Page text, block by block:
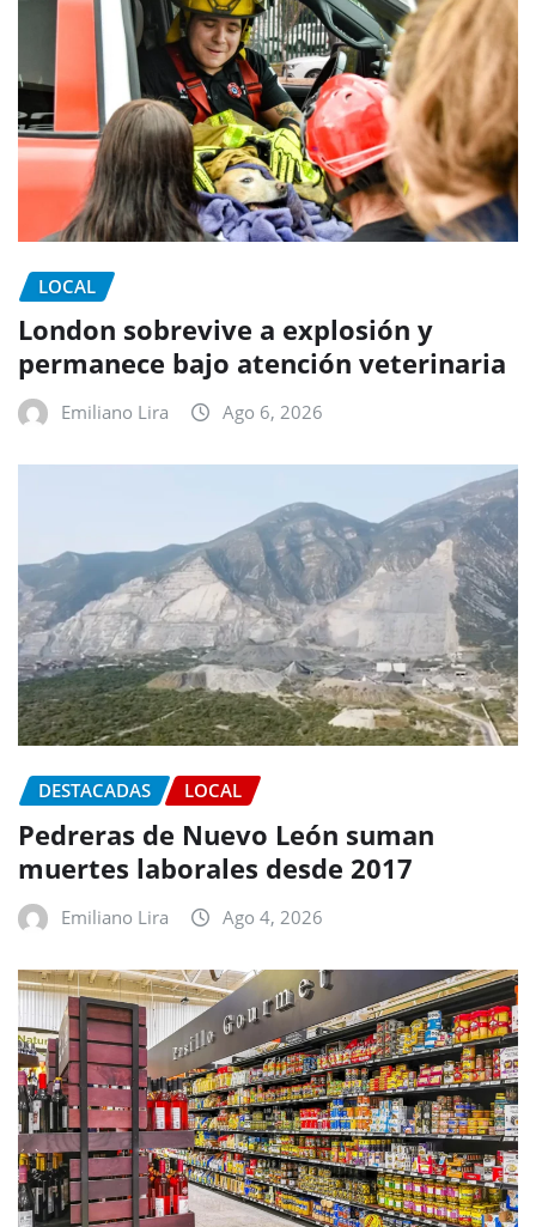
LOCAL
London sobrevive a explosión y
permanece bajo atención veterinaria
Emiliano Lira Ago 6, 2026
DESTACADAS LOCAL
Pedreras de Nuevo León suman
muertes laborales desde 2017
Emiliano Lira Ago 4, 2026